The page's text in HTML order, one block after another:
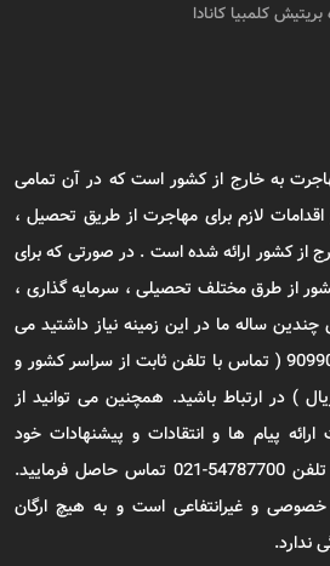
کلمبیا کانادا
به خارج از کشور است که در آن تمامی
لازم برای مهاجرت از طریق تحصیل ،
از کشور ارائه شده است . در صورتی که برای
از طرق مختلف تحصیلی ، سرمایه گذاری ،
ساله ما در این زمینه نیاز داشتید می
توانید با شماره تلفن 9099075305 ( تماس با تلفن ثابت از سراسر کشور و
هر دقیقه 470000 ریال ) در ارتباط باشید. همچنین می توانید از
پیام ها و انتقادات و پیشنهادات خود
استفاده نموده و یا با شماره تلفن 54787700-021 تماس حاصل فرمایید.
خصوصی و غیرانتفاعی است و به هیچ ارگان
ندارد.